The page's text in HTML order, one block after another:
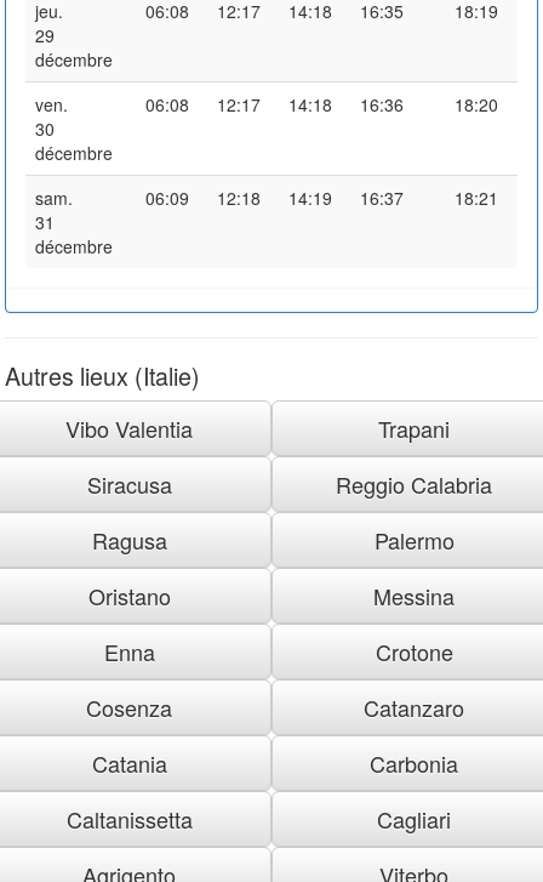
jeu.
29
décembre
06:08 12:17 14:18 16:35 18:19
ven.
30
décembre
06:08 12:17 14:18 16:36 18:20
sam.
31
décembre
06:09 12:18 14:19 16:37 18:21
Autres lieux (Italie)
Vibo Valentia
Trapani
Siracusa
Reggio Calabria
Ragusa
Palermo
Oristano
Messina
Enna
Crotone
Cosenza
Catanzaro
Catania
Carbonia
Caltanissetta
Cagliari
Agrigento
Viterbo